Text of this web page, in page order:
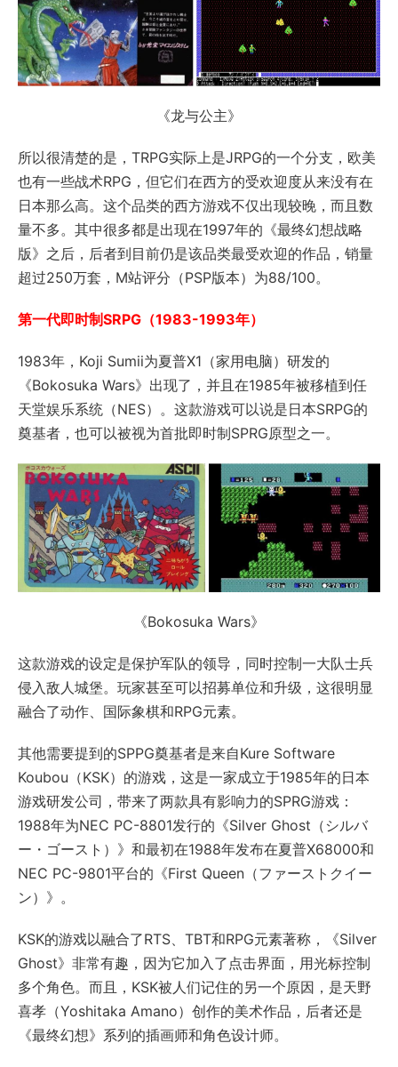
《龙与公主》
所以很清楚的是，TRPG实际上是JRPG的一个分支，欧美
也有一些战术RPG，但它们在西方的受欢迎度从来没有在
日本那么高。这个品类的西方游戏不仅出现较晚，而且数
量不多。其中很多都是出现在1997年的《最终幻想战略
版》之后，后者到目前仍是该品类最受欢迎的作品，销量
超过250万套，M站评分（PSP版本）为88/100。
第一代即时制SRPG（1983-1993年）
1983年，Koji Sumii为夏普X1（家用电脑）研发的
《Bokosuka Wars》出现了，并且在1985年被移植到任
天堂娱乐系统（NES）。这款游戏可以说是日本SRPG的
奠基者，也可以被视为首批即时制SPRG原型之一。
《Bokosuka Wars》
这款游戏的设定是保护军队的领导，同时控制一大队士兵
侵入敌人城堡。玩家甚至可以招募单位和升级，这很明显
融合了动作、国际象棋和RPG元素。
其他需要提到的SPPG奠基者是来自Kure Software
Koubou（KSK）的游戏，这是一家成立于1985年的日本
游戏研发公司，带来了两款具有影响力的SPRG游戏：
1988年为NEC PC-8801发行的《Silver Ghost（シルバ
ー・ゴースト）》和最初在1988年发布在夏普X68000和
NEC PC-9801平台的《First Queen（ファーストクイー
ン）》。
KSK的游戏以融合了RTS、TBT和RPG元素著称，《Silver
Ghost》非常有趣，因为它加入了点击界面，用光标控制
多个角色。而且，KSK被人们记住的另一个原因，是天野
喜孝（Yoshitaka Amano）创作的美术作品，后者还是
《最终幻想》系列的插画师和角色设计师。